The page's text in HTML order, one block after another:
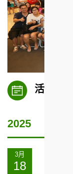
活动
2025
及
3月
18